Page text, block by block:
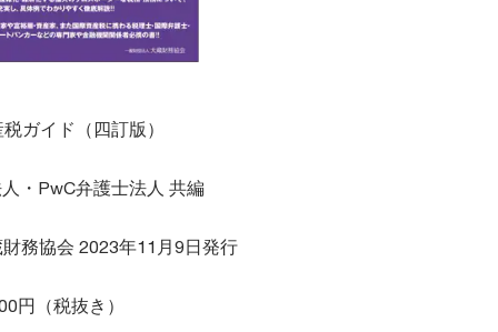
ガイド（四訂版）
・PwC弁護士法人 共編
務協会 2023年11月9日発行
円（税抜き）